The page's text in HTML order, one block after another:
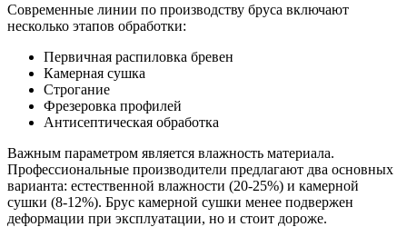
Современные линии по производству бруса включают
несколько этапов обработки:
Первичная распиловка бревен
Камерная сушка
Строгание
Фрезеровка профилей
Антисептическая обработка
Важным параметром является влажность материала.
Профессиональные производители предлагают два основных
варианта: естественной влажности (20-25%) и камерной
сушки (8-12%). Брус камерной сушки менее подвержен
деформации при эксплуатации, но и стоит дороже.